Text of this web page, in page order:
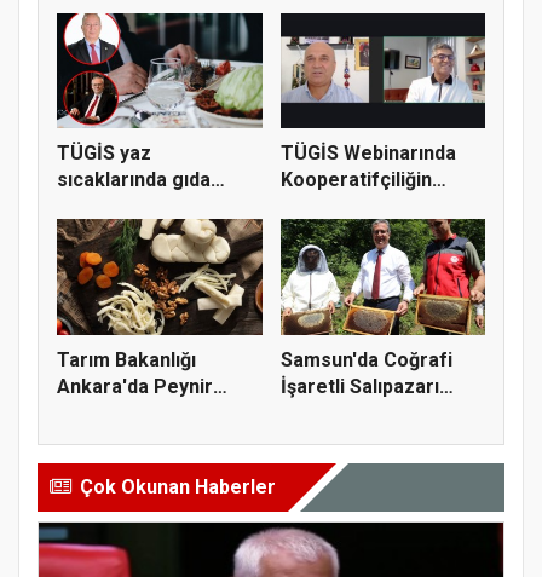
TÜGİS yaz
sıcaklarında gıda
TÜGİS Webinarında
Kooperatifçiliğin
Tarım Bakanlığı
Ankara'da Peynir
Samsun'da Coğrafi
İşaretli Salıpazarı
Çok Okunan Haberler